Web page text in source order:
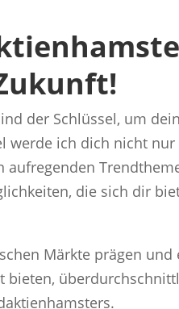
der Schlüssel, um
werde ich dich nicht
aufregenden
die sich dir
Märkte prägen und
bieten,